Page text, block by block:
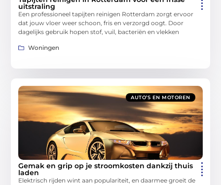
uitstraling
Een professioneel tapijten reinigen Rotterdam zorgt ervoor
dat jouw vloer weer schoon, fris en verzorgd oogt. Door
dagelijks gebruik hopen stof, vuil, bacteriën en vlekken
Woningen
AUTO’S EN MOTOREN
Gemak en grip op je stroomkosten dankzij thuis
laden
Elektrisch rijden wint aan populariteit, en daarmee groeit de